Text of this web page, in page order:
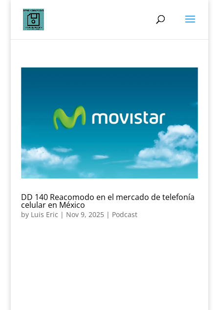
DD 140 Reacomodo en el mercado de telefonía
celular en México
by Luis Eric | Nov 9, 2025| Podcast